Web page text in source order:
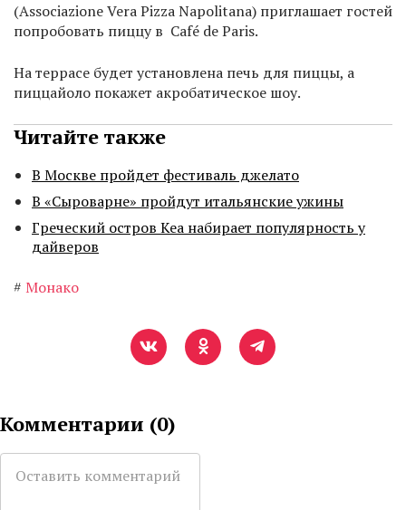
(Associazione Vera Pizza Napolitana) приглашает гостей
попробовать пиццу в Café de Paris.
На террасе будет установлена печь для пиццы, а
пиццайоло покажет акробатическое шоу.
Читайте также
В Москве пройдет фестиваль джелато
В «Сыроварне» пройдут итальянские ужины
Греческий остров Кеа набирает популярность у
дайверов
# Монако
Комментарии (0)